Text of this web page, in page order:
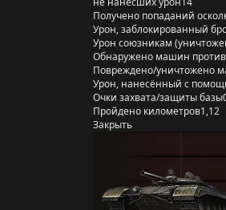
Получено попаданий
Урон, заблокированный
Урон союзникам
Обнаружено машин
Повреждено/уничтожено
Урон, нанесённый с
Очки захвата/защиты базы
Пройдено километров1,12
Закрыть